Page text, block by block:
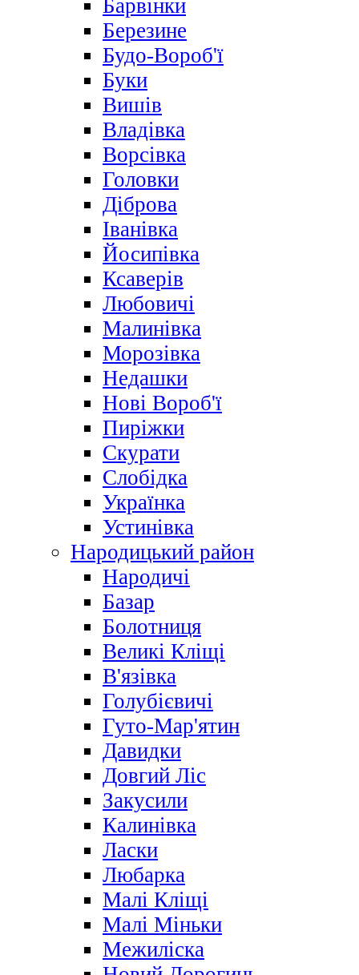
Барвінки
Березине
Будо-Вороб'ї
Буки
Вишів
Владівка
Ворсівка
Головки
Діброва
Іванівка
Йосипівка
Ксаверів
Любовичі
Малинівка
Морозівка
Недашки
Нові Вороб'ї
Пиріжки
Скурати
Слобідка
Українка
Устинівка
Народицький район
Народичі
Базар
Болотниця
Великі Кліщі
В'язівка
Голубієвичі
Гуто-Мар'ятин
Давидки
Довгий Ліс
Закусили
Калинівка
Ласки
Любарка
Малі Кліщі
Малі Міньки
Межиліска